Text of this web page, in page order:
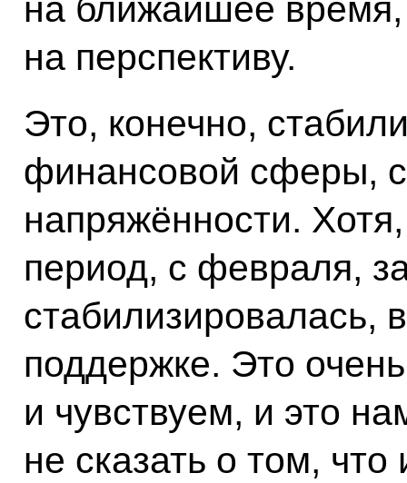
на ближайшее
на перспективу.
Это, конечно,
финансовой сферы,
напряжённости.
период, с февраля,
стабилизировалась,
поддержке. Это
и чувствуем, и это
не сказать о том,